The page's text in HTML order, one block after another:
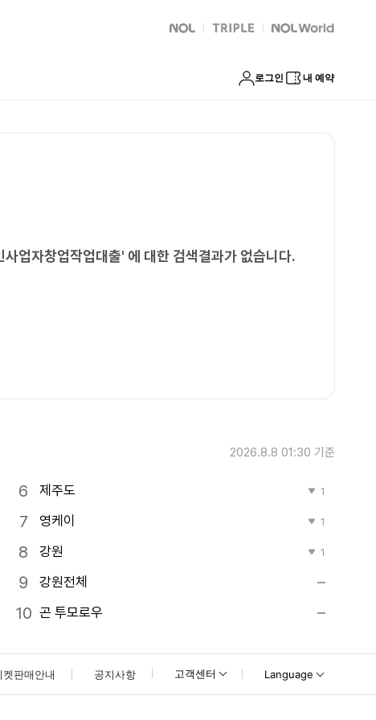
대출 양산시개인사업자창업작업대출
NOL 트리플 Global Interpark
로그인 내 예약
업자창업작업대출' 에 대한 검색결과가 없습니다.
2026.8.8 01:30 기준
제주도 1
영케이 1
강원 1
강원전체
곤 투모로우
켓판매안내 공지사항 고객센터 Language